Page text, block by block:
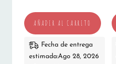
AÑADIR AL CARRITO
Fecha de entrega
estimada:Ago 28, 2026